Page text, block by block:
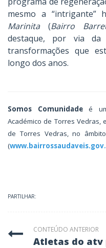
mesmo a
Marinita(Bairro
destaque, por via da
transformações que
longo dos anos.
Somos Comunidadeé um
Académico de Torres Vedras,
de Torres Vedras, no
(
PARTILHAR:
CONTEÚDO ANTERIOR
atletas do atv participam na taça da